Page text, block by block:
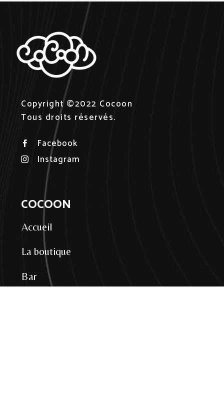
Copyright ©2022 Cocoon
Tous droits réservés.
 Facebook
 Instagram
COCOON
Accueil
La boutique
Bar